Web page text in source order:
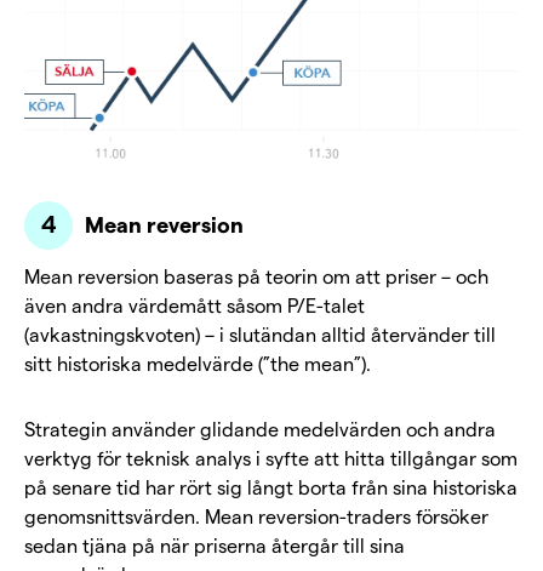
Mean reversion
Mean reversion baseras på teorin om att priser – och
även andra värdemått såsom P/E-talet
(avkastningskvoten) – i slutändan alltid återvänder till
sitt historiska medelvärde (”the mean”).
Strategin använder glidande medelvärden och andra
verktyg för teknisk analys i syfte att hitta tillgångar som
på senare tid har rört sig långt borta från sina historiska
genomsnittsvärden. Mean reversion-traders försöker
sedan tjäna på när priserna återgår till sina